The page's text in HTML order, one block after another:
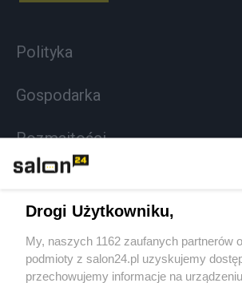
Polityka
Gospodarka
Rozmaitości
Sport
Społeczeństwo
Drogi Użytkowniku,
My, naszych 1162 zaufanych partnerów
podmioty z salon24.pl uzyskujemy
przechowujemy informacje na